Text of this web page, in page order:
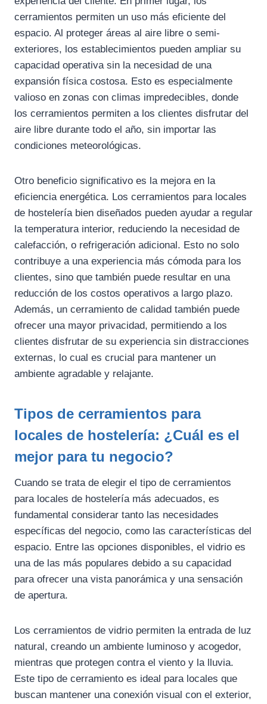
cerramientos permiten un uso más eficiente del
espacio. Al proteger áreas al aire libre o semi-
exteriores, los establecimientos pueden ampliar su
capacidad operativa sin la necesidad de una
expansión física costosa. Esto es especialmente
valioso en zonas con climas impredecibles, donde
los cerramientos permiten a los clientes disfrutar del
aire libre durante todo el año, sin importar las
condiciones meteorológicas.
Otro beneficio significativo es la mejora en la
eficiencia energética. Los cerramientos para locales
de hostelería bien diseñados pueden ayudar a regular
la temperatura interior, reduciendo la necesidad de
calefacción, o refrigeración adicional. Esto no solo
contribuye a una experiencia más cómoda para los
clientes, sino que también puede resultar en una
reducción de los costos operativos a largo plazo.
Además, un cerramiento de calidad también puede
ofrecer una mayor privacidad, permitiendo a los
clientes disfrutar de su experiencia sin distracciones
externas, lo cual es crucial para mantener un
ambiente agradable y relajante.
Tipos de cerramientos para
locales de hostelería: ¿Cuál es el
mejor para tu negocio?
Cuando se trata de elegir el tipo de cerramientos
para locales de hostelería más adecuados, es
fundamental considerar tanto las necesidades
específicas del negocio, como las características del
espacio. Entre las opciones disponibles, el vidrio es
una de las más populares debido a su capacidad
para ofrecer una vista panorámica y una sensación
de apertura.
Los cerramientos de vidrio permiten la entrada de luz
natural, creando un ambiente luminoso y acogedor,
mientras que protegen contra el viento y la lluvia.
Este tipo de cerramiento es ideal para locales que
buscan mantener una conexión visual con el exterior,